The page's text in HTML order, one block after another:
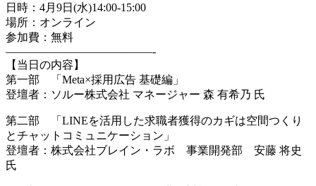
日時：4月9日(水)14:00-15:00
場所：オンライン
参加費：無料
—————————————-
【当日の内容】
第一部 「Meta×採用広告 基礎編」
登壇者：ソルー株式会社 マネージャー 森 有希乃 氏
第二部 「LINEを活用した求職者獲得のカギは空間つくり
とチャットコミュニケーション」
登壇者：株式会社ブレイン・ラボ 事業開発部 安藤 将史
氏